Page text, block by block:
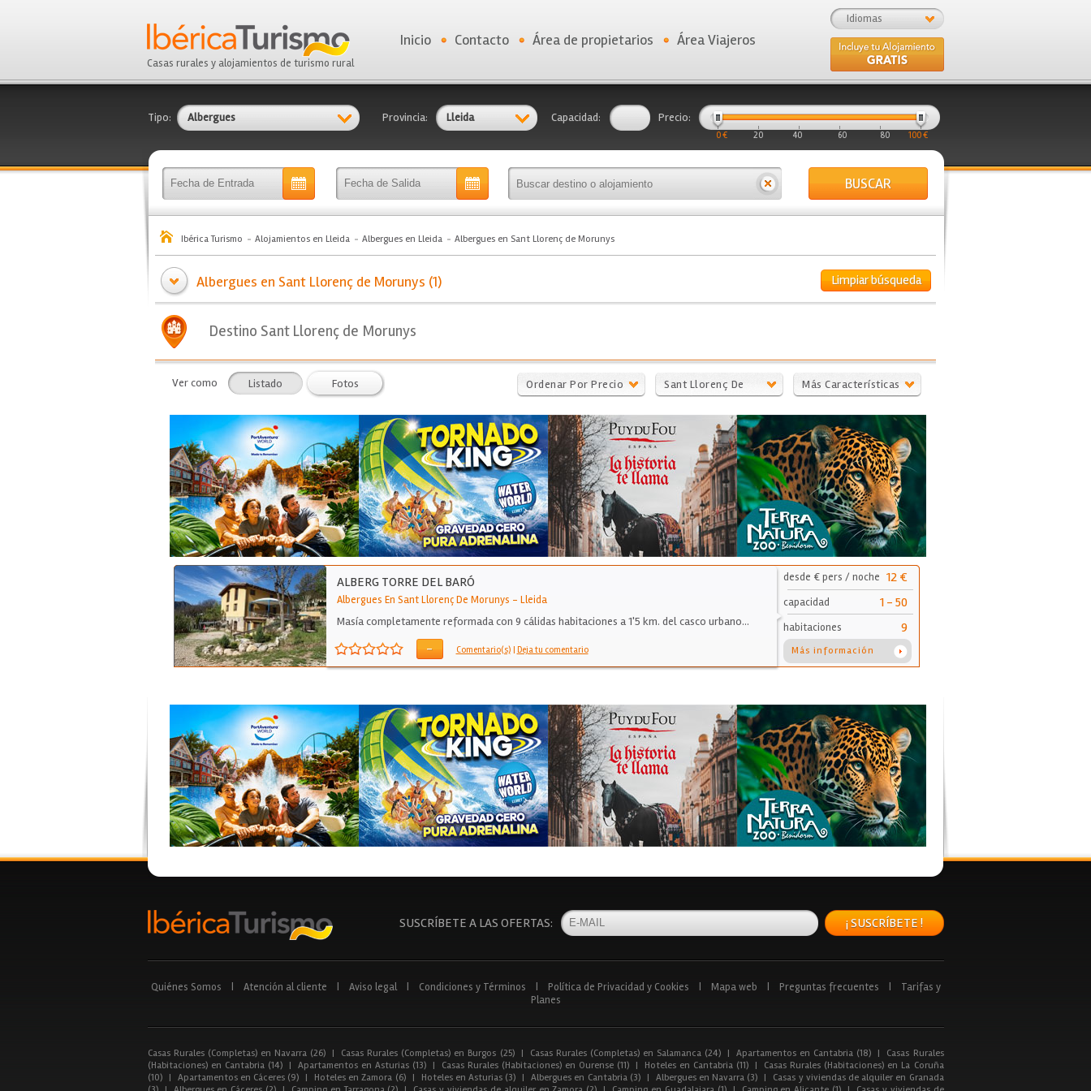
Casas rurales y alojamientos de turismo rural
Idiomas
Inicio Contacto Área de propietarios Área Viajeros
Tipo: Albergues Provincia: Lleida Capacidad: Precio:
0 € 20 40 60 80 100 €
BUSCAR
Ibérica Turismo Alojamientos en Lleida Albergues en Lleida Albergues en Sant Llorenç de Morunys
Limpiar búsqueda
Albergues en Sant Llorenç de Morunys (1)
Destino Sant Llorenç de Morunys
Ver como Listado Fotos Ordenar Por Precio
Sant Llorenç De
Morunys
Más Características
ALBERG TORRE DEL BARÓ
Albergues En Sant Llorenç De Morunys - Lleida
Masía completamente reformada con 9 cálidas habitaciones a 1'5 km. del casco urbano…
- Comentario(s) | Deja tu comentario
desde € pers / noche 12 €
capacidad 1 - 50
habitaciones 9
Más información
SUSCRÍBETE A LAS OFERTAS: ¡ SUSCRÍBETE !
Quiénes Somos Atención al cliente Aviso legal Condiciones y Términos Política de Privacidad y Cookies Mapa web Preguntas frecuentes
Tarifas y
Planes
Casas Rurales (Completas) en Navarra (26) | Casas Rurales (Completas) en Burgos (25) | Casas Rurales (Completas) en Salamanca (24) | Apartamentos en Cantabria (18) |
Casas Rurales
(Habitaciones) en Cantabria (14)
| Apartamentos en Asturias (13) | Casas Rurales (Habitaciones) en Ourense (11) | Hoteles en Cantabria (11) |
Casas Rurales (Habitaciones) en La Coruña
(10)
| Apartamentos en Cáceres (9) | Hoteles en Zamora (6) | Hoteles en Asturias (3) | Albergues en Cantabria (3) | Albergues en Navarra (3) |
Casas y viviendas de alquiler en Granada